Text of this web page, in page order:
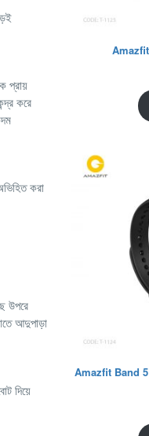
প্রায়
করে
করা
উপরে
আদুপাড়া
দিয়ে
Amazfit Band